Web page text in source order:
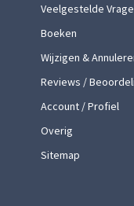
Veelgestelde
Boeken
Wijzigen &
Reviews /
Account / Profiel
Overig
Sitemap